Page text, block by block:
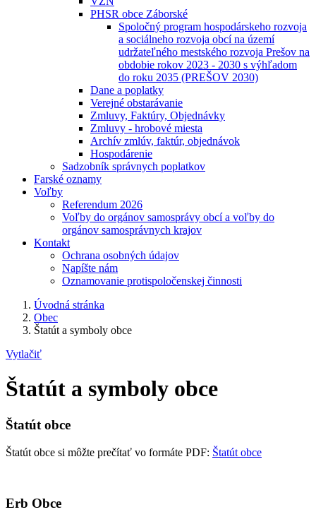
PHSR obce Záborské
Spoločný program hospodárskeho rozvoja
a sociálneho rozvoja obcí na území
udržateľného mestského rozvoja Prešov na
obdobie rokov 2023 - 2030 s výhľadom
do roku 2035 (PREŠOV 2030)
Dane a poplatky
Verejné obstarávanie
Zmluvy, Faktúry, Objednávky
Zmluvy - hrobové miesta
Archív zmlúv, faktúr, objednávok
Hospodárenie
Sadzobník správnych poplatkov
Farské oznamy
Voľby
Referendum 2026
Voľby do orgánov samosprávy obcí a voľby do
orgánov samosprávnych krajov
Kontakt
Ochrana osobných údajov
Napíšte nám
Oznamovanie protispoločenskej činnosti
Úvodná stránka
Obec
Štatút a symboly obce
Vytlačiť
Štatút a symboly obce
Štatút obce
Štatút obce si môžte prečítať vo formáte PDF: Štatút obce
Erb Obce